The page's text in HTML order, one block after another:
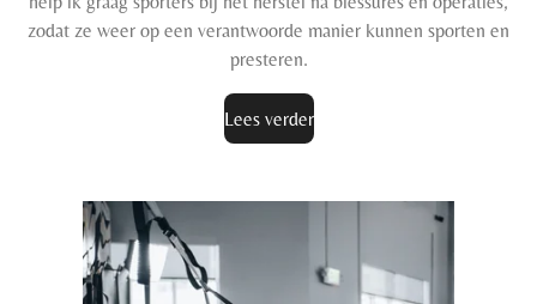
zodat ze weer op een verantwoorde manier kunnen sporten en
presteren.
Lees verder